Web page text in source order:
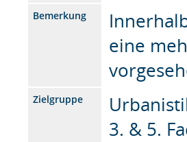
Bemerkung
eine
Zielgruppe
3. & 5.